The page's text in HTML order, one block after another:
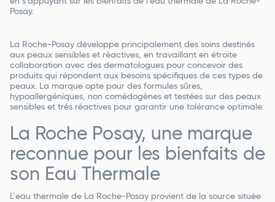
Posay.
La Roche-Posay développe principalement des soins destinés
aux peaux sensibles et réactives, en travaillant en étroite
collaboration avec des dermatologues pour concevoir des
produits qui répondent aux besoins spécifiques de ces types de
peaux. La marque opte pour des formules sûres,
hypoallergéniques, non comédogènes et testées sur des peaux
sensibles et très réactives pour garantir une tolérance optimale.
La Roche Posay, une marque
reconnue pour les bienfaits de
son Eau Thermale
L'eau thermale de La Roche-Posay provient de la source située